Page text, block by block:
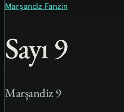
Marşandiz Fanzin
Sayı 9
Marşandiz 9